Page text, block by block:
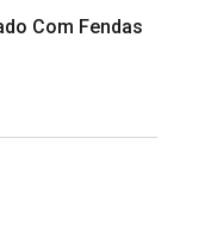
Com Fendas